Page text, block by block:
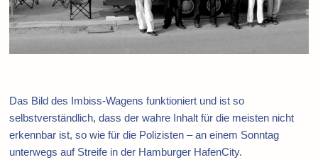
Das Bild des Imbiss-Wagens funktioniert und ist so
selbstverständlich, dass der wahre Inhalt für die meisten nicht
erkennbar ist, so wie für die Polizisten – an einem Sonntag
unterwegs auf Streife in der Hamburger HafenCity.